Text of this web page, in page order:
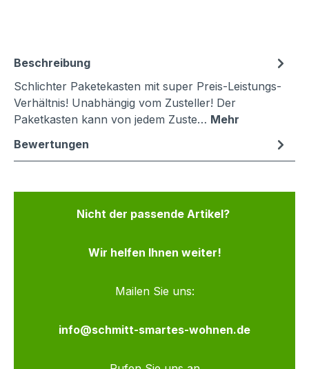
Beschreibung
Schlichter Paketekasten mit super Preis-Leistungs-
Verhältnis! Unabhängig vom Zusteller! Der
Paketkasten kann von jedem Zuste… Mehr
Bewertungen
Nicht der passende Artikel?
Wir helfen Ihnen weiter!
Mailen Sie uns:
info@schmitt-smartes-wohnen.de